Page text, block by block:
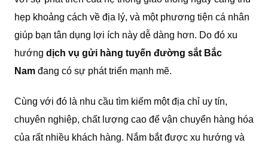
hẹp khoảng cách về địa lý, và một phương tiện cá nhân
giúp bạn tân dụng lợi ích này dễ dàng hơn. Do đó xu
hướng dịch vụ gửi hàng tuyến đường sắt Bắc
Nam đang có sự phát triển mạnh mẽ.
Cùng với đó là nhu cầu tìm kiếm một địa chỉ uy tín,
chuyên nghiệp, chất lượng cao để vận chuyển hàng hóa
của rất nhiều khách hàng. Nắm bắt được xu hướng và